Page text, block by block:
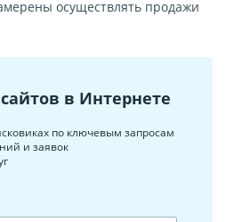
осуществлять продажи
в Интернете
по ключевым запросам
и заявок